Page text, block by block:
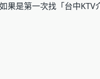
果是第一次找「台中